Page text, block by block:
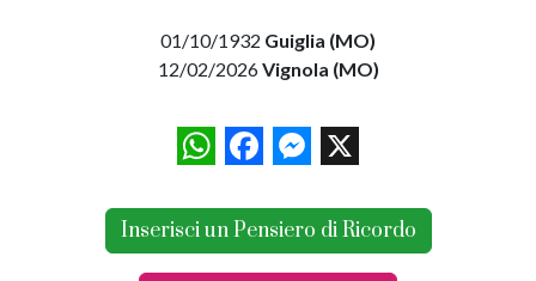
01/10/1932 Guiglia (MO)
12/02/2026Vignola (MO)
WhatsApp
FacebookMessenger
X
Inserisci un Pensiero di Ricordo